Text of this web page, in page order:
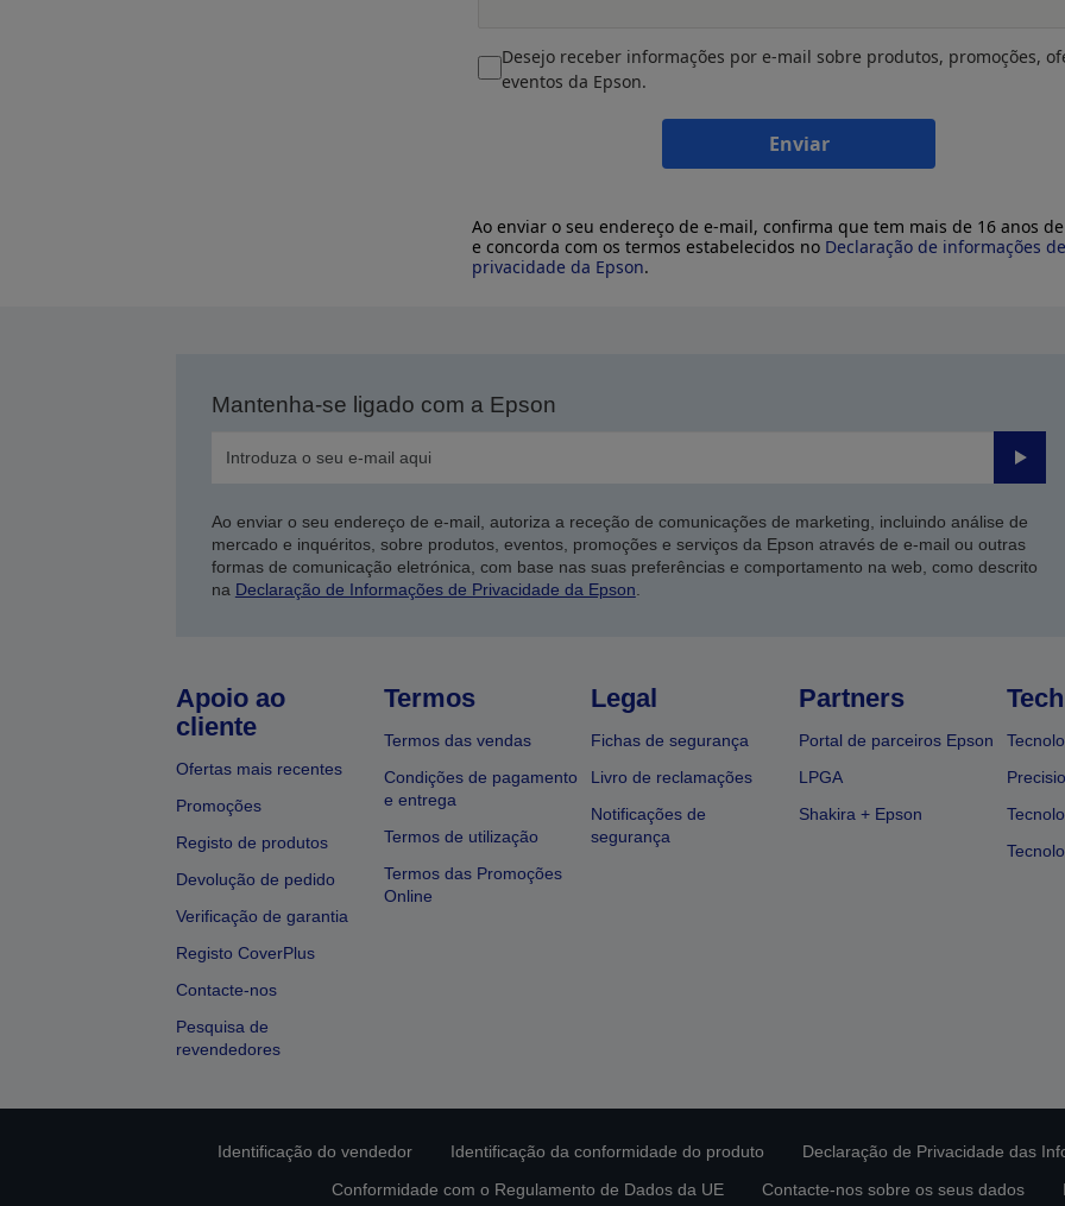
Desejo receber informações por e-mail sobre produtos, promoções,
eventos da Epson.
Enviar
Ao enviar o seu endereço de e-mail, confirma que tem mais de 16 anos
e concorda com os termos estabelecidos no Declaração de informações de
privacidade da Epson.
Mantenha-se ligado com a Epson
Enviar
Ao enviar o seu endereço de e-mail, autoriza a receção de comunicações de marketing, incluindo análise de
mercado e inquéritos, sobre produtos, eventos, promoções e serviços da Epson através de e-mail ou outras
formas de comunicação eletrónica, com base nas suas preferências e comportamento na web, como descrito
na Declaração de Informações de Privacidade da Epson
Apoio ao
cliente
Ofertas mais recentes
Promoções
Registo de produtos
Devolução de pedido
Verificação de garantia
Registo CoverPlus
Contacte-nos
Pesquisa de
revendedores
Termos
Termos das vendas
Condições de pagamento
e entrega
Termos de utilização
Termos das Promoções
Online
Legal
Fichas de segurança
Livro de reclamações
Notificações de
segurança
Partners
Portal de parceiros Epson
LPGA
Shakira + Epson
Identificação do vendedor Identificação da conformidade do produto Declaração de Privacidade das
Conformidade com o Regulamento de Dados da UE
Contacte-nos sobre os seus dados